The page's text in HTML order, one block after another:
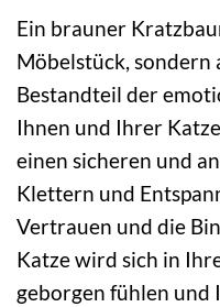
Ein brauner
Möbelstück,
Bestandteil der
Ihnen und Ihrer
einen sicheren und
Klettern und
Vertrauen und die
Katze wird sich in
geborgen fühlen und